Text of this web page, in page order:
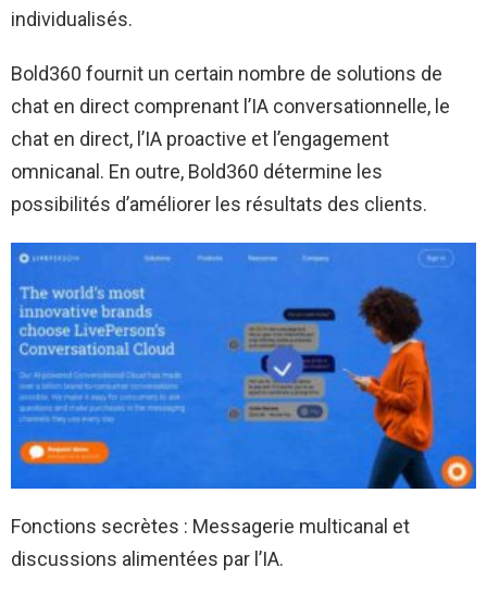
individualisés.
Bold360 fournit un certain nombre de solutions de
chat en direct comprenant l’IA conversationnelle, le
chat en direct, l’IA proactive et l’engagement
omnicanal. En outre, Bold360 détermine les
possibilités d’améliorer les résultats des clients.
Fonctions secrètes : Messagerie multicanal et
discussions alimentées par l’IA.